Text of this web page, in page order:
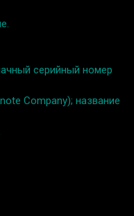
серийный номер
Company); название